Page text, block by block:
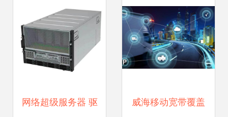
网络超级服务器 驱 威海移动宽带覆盖